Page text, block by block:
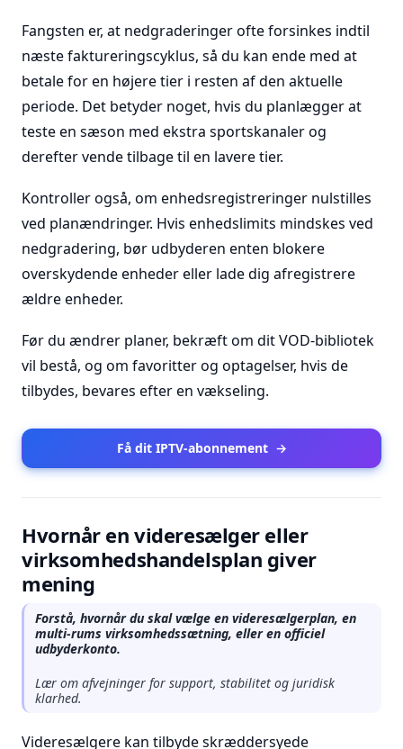
Fangsten er, at nedgraderinger ofte forsinkes indtil
næste faktureringscyklus, så du kan ende med at
betale for en højere tier i resten af den aktuelle
periode. Det betyder noget, hvis du planlægger at
teste en sæson med ekstra sportskanaler og
derefter vende tilbage til en lavere tier.
Kontroller også, om enhedsregistreringer nulstilles
ved planændringer. Hvis enhedslimits mindskes ved
nedgradering, bør udbyderen enten blokere
overskydende enheder eller lade dig afregistrere
ældre enheder.
Før du ændrer planer, bekræft om dit VOD-bibliotek
vil bestå, og om favoritter og optagelser, hvis de
tilbydes, bevares efter en vækseling.
Få dit IPTV-abonnement →
Hvornår en videresælger eller
virksomhedshandelsplan giver
mening
Forstå, hvornår du skal vælge en videresælgerplan, en
multi-rums virksomhedssætning, eller en officiel
udbyderkonto.
Lær om afvejninger for support, stabilitet og juridisk
klarhed.
Videresælgere kan tilbyde skræddersyede